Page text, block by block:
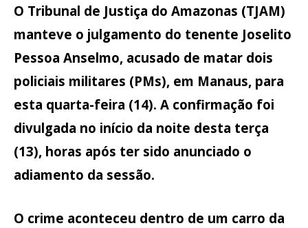
O Tribunal de Justiça do Amazonas (TJAM)
manteve o julgamento do tenente Joselito
Pessoa Anselmo, acusado de matar dois
policiais militares (PMs), em Manaus, para
esta quarta-feira (14). A confirmação foi
divulgada no início da noite desta terça
(13), horas após ter sido anunciado o
adiamento da sessão.
O crime aconteceu dentro de um carro da